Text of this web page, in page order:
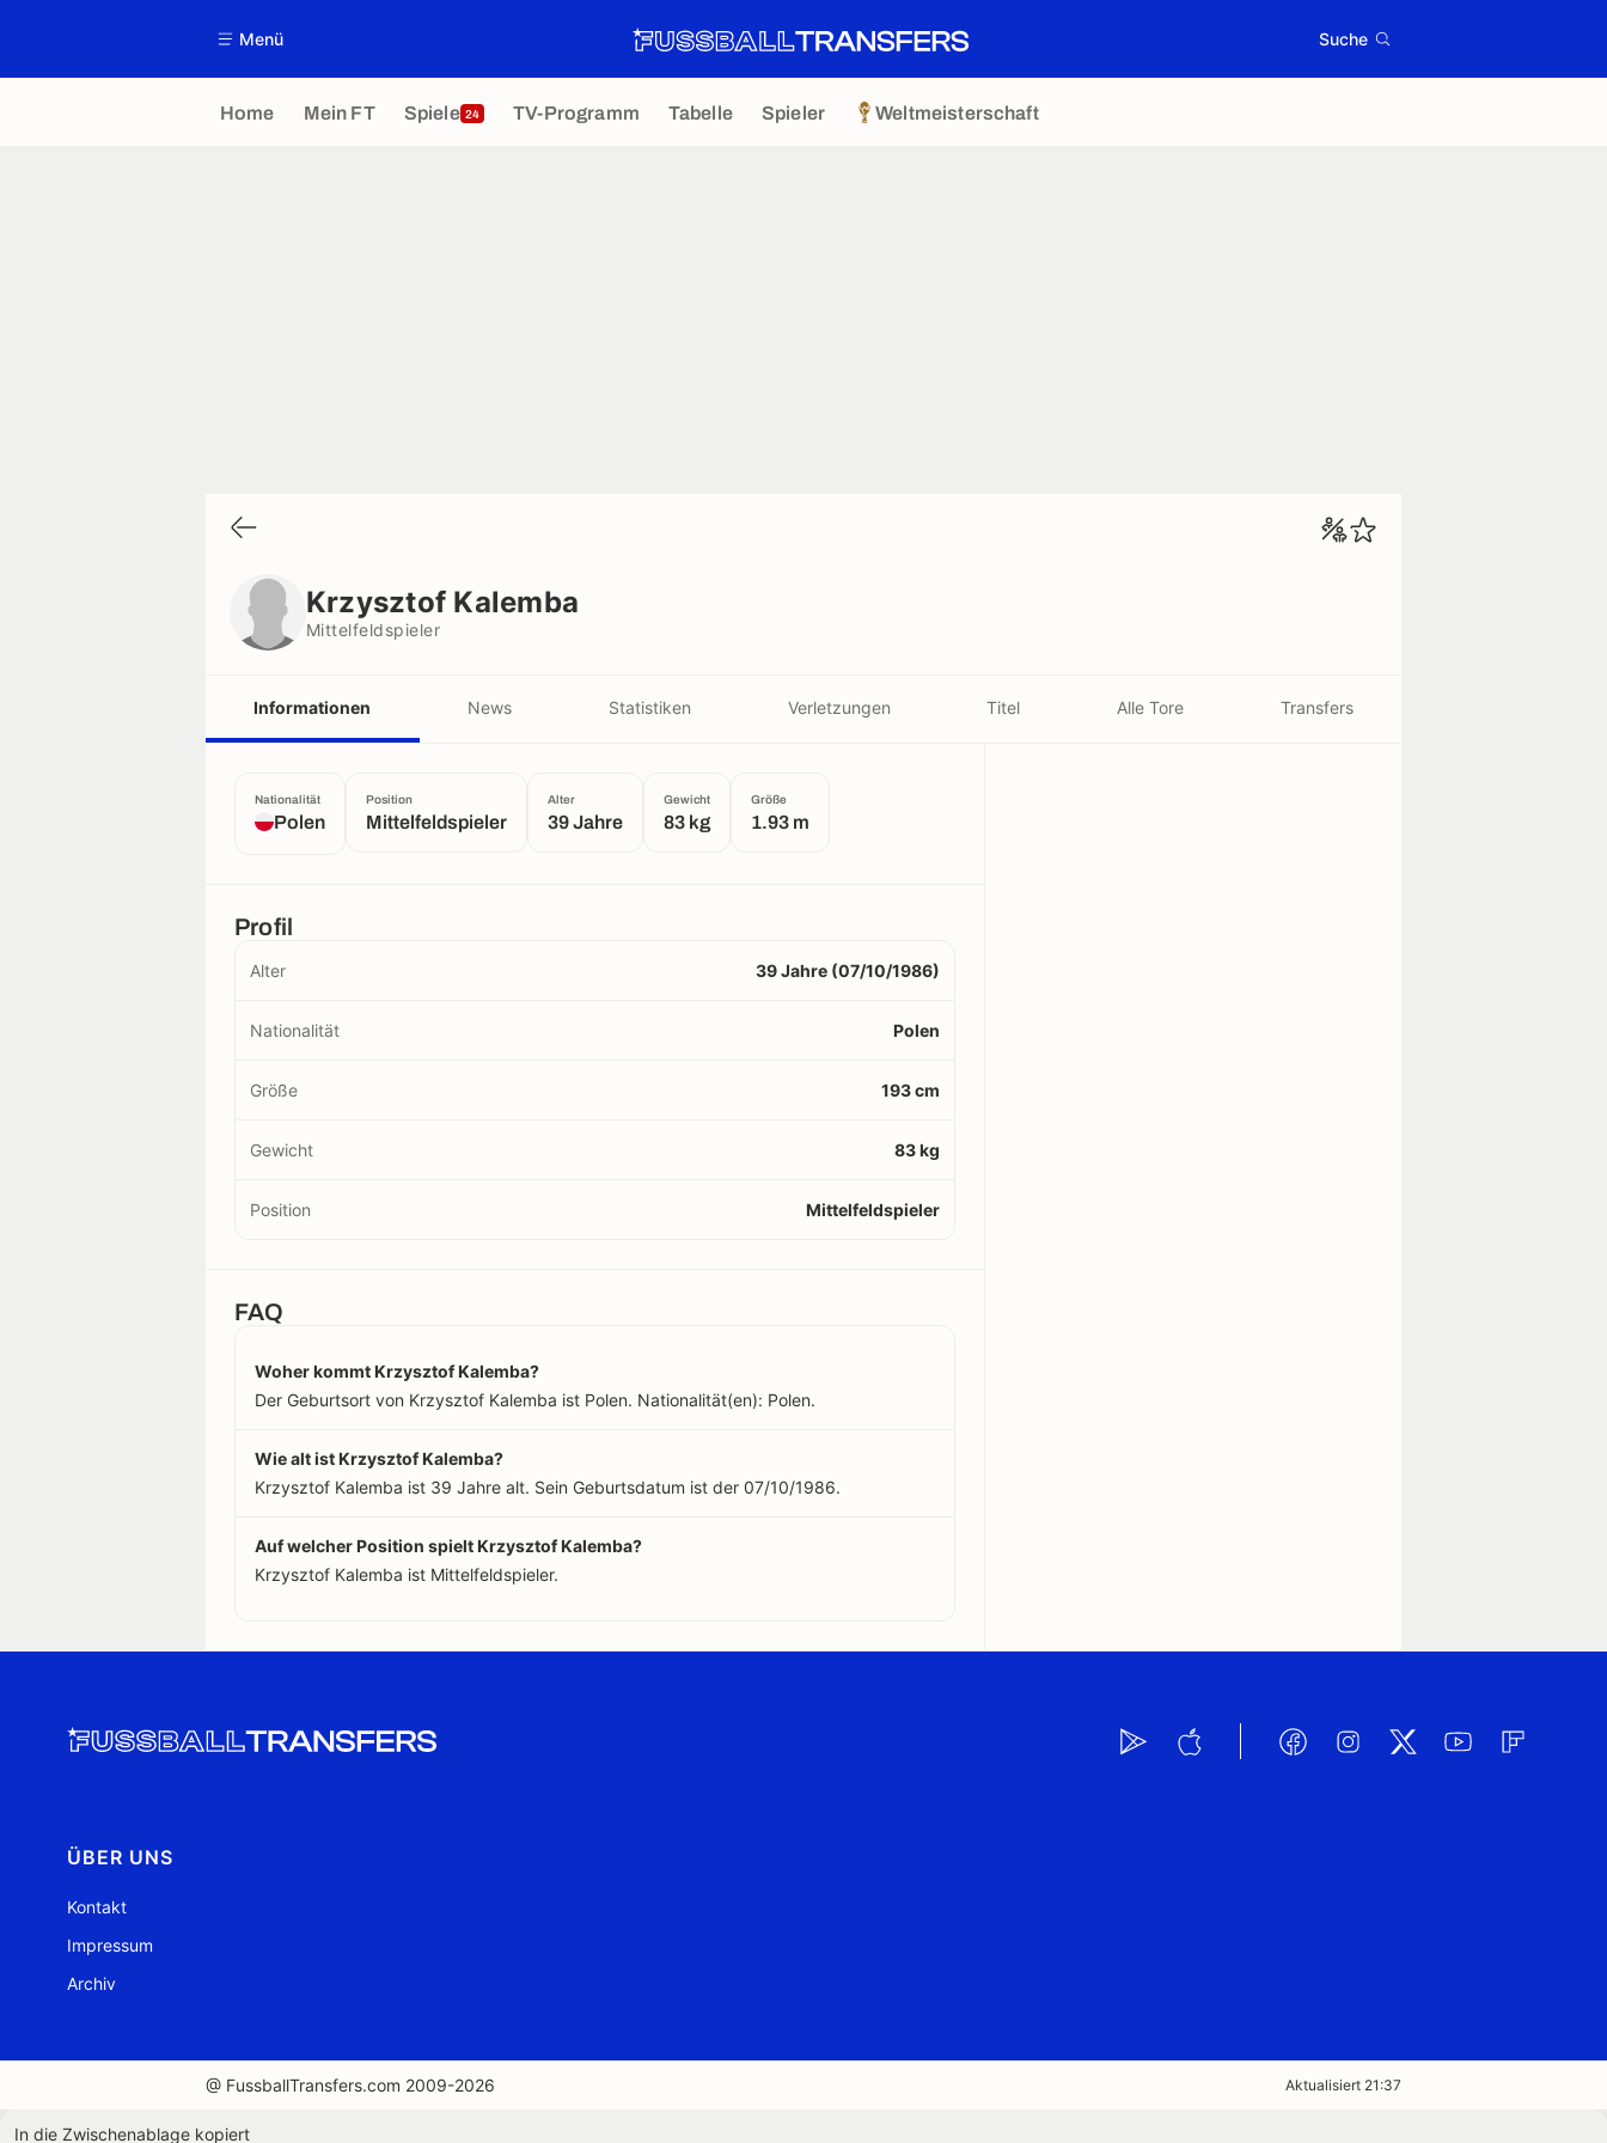
Menü Suche
Home Mein FT Spiele 24 TV-Programm Tabelle Spieler Weltmeisterschaft
Krzysztof Kalemba
Mittelfeldspieler
Informationen News Statistiken Verletzungen Titel Alle Tore Transfers
Nationalität
Polen
Position
Mittelfeldspieler
Alter
39 Jahre
Gewicht
83 kg
Größe
1.93 m
Profil
Alter 39 Jahre (07/10/1986)
Nationalität Polen
Größe 193 cm
Gewicht 83 kg
Position Mittelfeldspieler
FAQ
Woher kommt Krzysztof Kalemba?
Der Geburtsort von Krzysztof Kalemba ist Polen. Nationalität(en): Polen.
Wie alt ist Krzysztof Kalemba?
Krzysztof Kalemba ist 39 Jahre alt. Sein Geburtsdatum ist der 07/10/1986.
Auf welcher Position spielt Krzysztof Kalemba?
Krzysztof Kalemba ist Mittelfeldspieler.
ÜBER UNS
Kontakt
Impressum
Archiv
@ FussballTransfers.com 2009-2026 Aktualisiert 21:37
In die Zwischenablage kopiert